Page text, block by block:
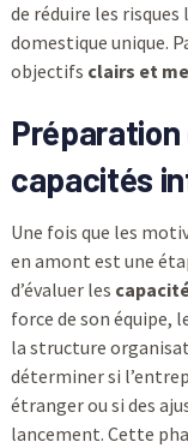
de réduire les risques
domestique unique.
objectifs clairs et
Préparation
capacités
Une fois que les
en amont est une
d’évaluer les
force de son équipe,
la structure
déterminer si
étranger ou si des
lancement. Cette